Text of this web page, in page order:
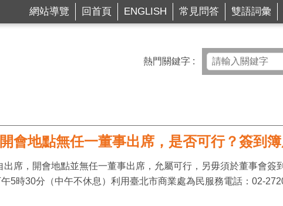
網站導覽 回首頁 ENGLISH 常見問答 雙語詞彙
熱門關鍵字
會地點無任一董事出席，是否可行？簽到
席，開會地點並無任一董事出席，允屬可行，另毋須於董事會簽
5時30分（中午不休息）利用臺北市商業處為民服務電話：02-